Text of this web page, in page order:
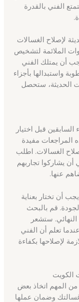
الفني بالقدرة
لإصلاح الغسالات
الملائمة لتشخيص
أن يمتلك الفني
واستبدالها بأجزاء
الحديثة، ستحصل
قبل اختيار
المراجعات مفيدة
الغسالات. اطلب
يشاركوا تجاربهم
عنها.
أن تختار بعناية
قم بالبحث
ستشعر
تعلم أن الفني
لإصلاحها بكفاءة
الكويت
المهم اتخاذ بعض
وضمان عملها